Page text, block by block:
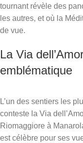
tournant révèle des
les autres, et où la
de vue.
La Via
emblématique
L’un des sentiers les
conteste la Via
Riomaggiore à
est célèbre pour ses